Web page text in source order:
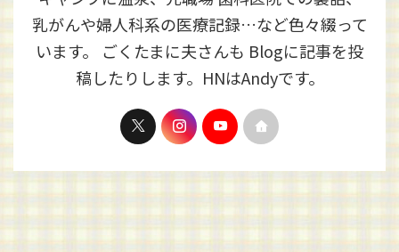
乳がんや婦人科系の医療記録…など色々綴って
います。 ごくたまに夫さんも Blogに記事を投
稿したりします。HNはAndyです。